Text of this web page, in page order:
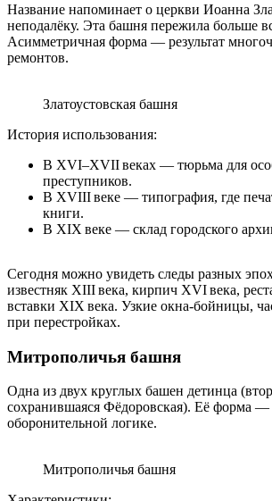
Название напоминает о церкви Иоанна
неподалёку. Эта башня пережила больше
Асимметричная форма — результат
ремонтов.
Златоустовская башня
История использования:
В XVI–XVII веках — тюрьма для
преступников.
В XVIII веке — типография, где
книги.
В XIX веке — склад городского
Сегодня можно увидеть следы разных
известняк XIII века, кирпич XVI века,
вставки XIX века. Узкие окна‑бойницы,
при перестройках.
Митрополичья башня
Одна из двух круглых башен детинца
сохранившаяся Фёдоровская). Её форма
оборонительной логике.
Митрополичья башня